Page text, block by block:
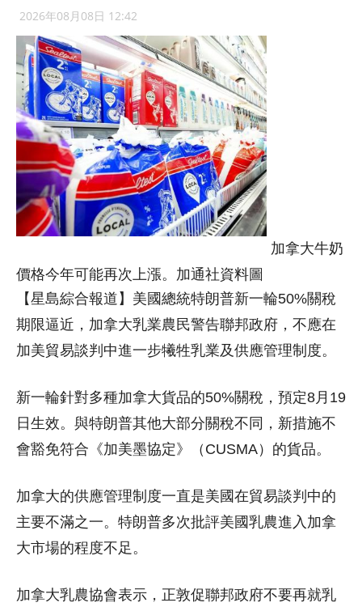
2026年08月08日 12:42
加拿大牛奶
價格今年可能再次上漲。加通社資料圖
【星島綜合報道】美國總統特朗普新一輪50%關稅
期限逼近，加拿大乳業農民警告聯邦政府，不應在
加美貿易談判中進一步犧牲乳業及供應管理制度。
新一輪針對多種加拿大貨品的50%關稅，預定8月19
日生效。與特朗普其他大部分關稅不同，新措施不
會豁免符合《加美墨協定》（CUSMA）的貨品。
加拿大的供應管理制度一直是美國在貿易談判中的
主要不滿之一。特朗普多次批評美國乳農進入加拿
大市場的程度不足。
加拿大乳農協會表示，正敦促聯邦政府不要再就乳